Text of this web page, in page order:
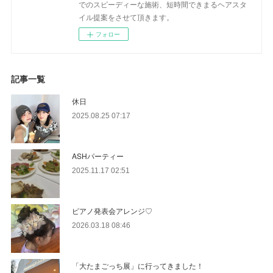
でのスピーディーな施術、短時間できまるヘアスタ
イル提案をさせて頂きます。
フォロー
記事一覧
休日
2025.08.25 07:17
ASHパーティー
2025.11.17 02:51
ピアノ発表会アレンジ♡
2026.03.18 08:46
「大たまごっち展」に行ってきました！